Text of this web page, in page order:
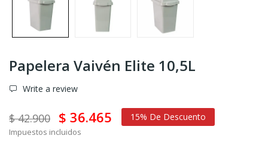
Papelera Vaivén Elite 10,5L
Write a review
$ 42.900 $ 36.465 15% De Descuento
Impuestos incluidos